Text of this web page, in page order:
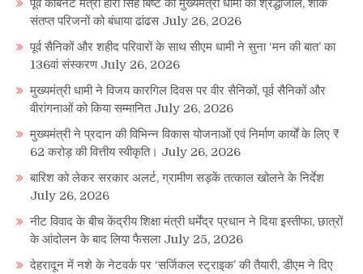
पूर्व कैबिनेट मंत्री हीरा सिंह बिष्ट को मुख्यमंत्री धामी की श्रद्धांजलि, शोक
संतप्त परिजनों को बंधाया ढांढस July 26, 2026
पूर्व सैनिकों और शहीद परिवारों के साथ सीएम धामी ने सुना ‘मन की बात’ का
136वां संस्करण July 26, 2026
मुख्यमंत्री धामी ने विजय कारगिल दिवस पर वीर सैनिकों, पूर्व सैनिकों और
वीरांगनाओं को किया सम्मानित July 26, 2026
मुख्यमंत्री ने प्रदान की विभिन्न विकास योजनाओं एवं निर्माण कार्यों के लिए ₹
62 करोड़ की वित्तीय स्वीकृति। July 26, 2026
बारिश को लेकर सरकार अलर्ट, ग्रामीण सड़कें तत्काल खोलने के निर्देश
July 26, 2026
नीट विवाद के बीच केंद्रीय शिक्षा मंत्री धर्मेंद्र प्रधान ने दिया इस्तीफा, छात्रों
के आंदोलन के बाद लिया फैसला July 25, 2026
देहरादून में नशे के नेटवर्क पर ‘सर्जिकल स्ट्राइक’ की तैयारी, डीएम ने दिए